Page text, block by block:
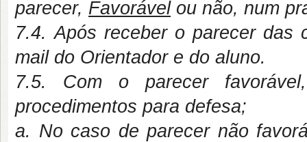
parecer, Favorávelou não, num
7.4. Após receber o parecer das
mail do Orientador e do aluno.
7.5. Com o parecer
procedimentos para defesa;
a. No caso de parecer não